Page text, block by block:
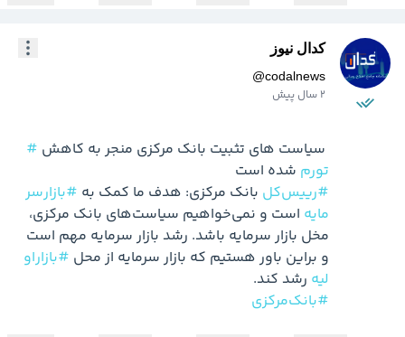
کدال نیوز
@codalnews
2 سال پیش
#
تورم شده است
#رییس‌کل‌
بانک مرکزی: هدف ما کمک به
#بازار‌سر
مایه
و براین باور هستیم که بازار سرمایه از محل
#بازار‌او
لیه رشد کند.
#بانک‌مرکزی